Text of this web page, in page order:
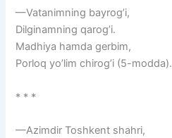
—Vatanimning bayrog’i,
Dilginamning qarog’i.
Madhiya hamda gerbim,
Porloq yo’lim chirog’i (5-modda).
* * *
—Azimdir Toshkent shahri,